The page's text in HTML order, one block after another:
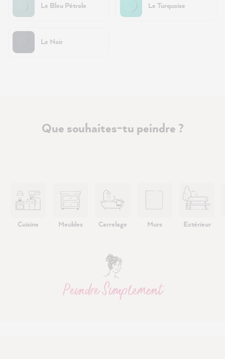
Le Bleu Pétrole Le Turquoise
Le Noir
Que souhaites-tu peindre ?
Peindre Simplement
Cuisine Meubles Carrelage Murs Extérieur